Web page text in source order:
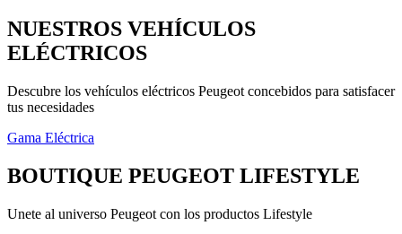
NUESTROS VEHÍCULOS
ELÉCTRICOS
Descubre los vehículos eléctricos Peugeot concebidos para satisfacer
tus necesidades
Gama Eléctrica
BOUTIQUE PEUGEOT LIFESTYLE
Unete al universo Peugeot con los productos Lifestyle